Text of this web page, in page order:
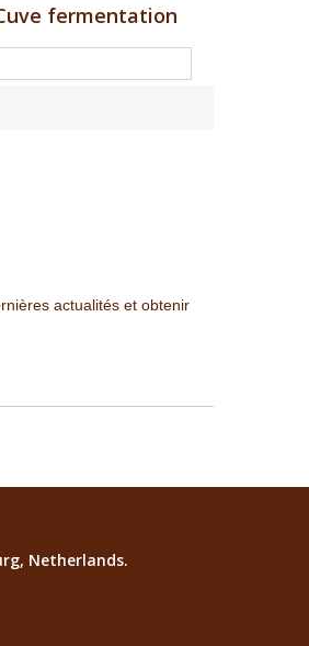
fermentation
actualités et obtenir
Netherlands.